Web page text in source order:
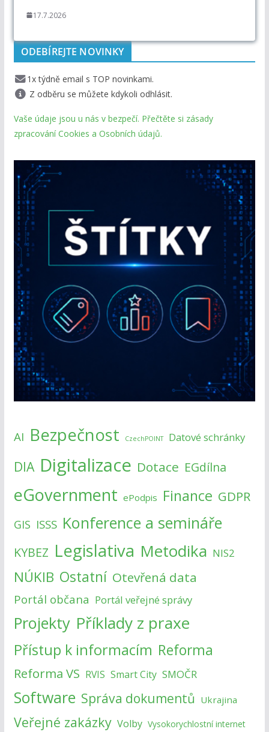
17.7.2026
ODEBÍREJTE NOVINKY
1x týdně email s TOP novinkami.
Z odběru se můžete kdykoli odhlásit.
Vaše údaje jsou u nás v bezpečí. Přečtěte si zásady
zpracování Cookies a Osobních údajů.
AI Bezpečnost CzechPOINT Datové schránky
DIA Digitalizace Dotace EGdílna
eGovernment ePodpis Finance GDPR
GIS ISSS Konference a semináře
KYBEZ Legislativa Metodika NIS2
NÚKIB Ostatní Otevřená data
Portál občana Portál veřejné správy
Projekty Příklady z praxe
Přístup k informacím Reforma
Reforma VS RVIS Smart City SMOČR
Software Správa dokumentů Ukrajina
Veřejné zakázky Volby Vysokorychlostní internet